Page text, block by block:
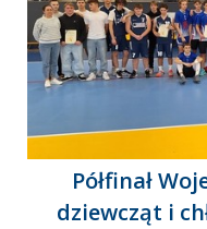
Półfinał
dziewcząt i